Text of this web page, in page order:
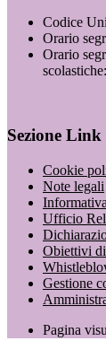
Codice
Orario
Orario
Sezione
Cookie
Note legali
Ufficio
Obiettivi
Gestione
Pagina